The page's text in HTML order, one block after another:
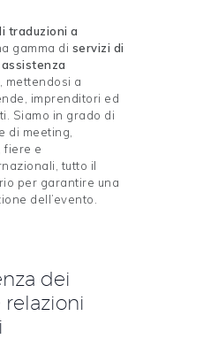
traduzioni a
gamma di servizi di
assistenza
, mettendosi a
imprenditori ed
Siamo in grado di
di meeting,
fiere e
tutto il
per garantire una
dell’evento.
dei
relazioni